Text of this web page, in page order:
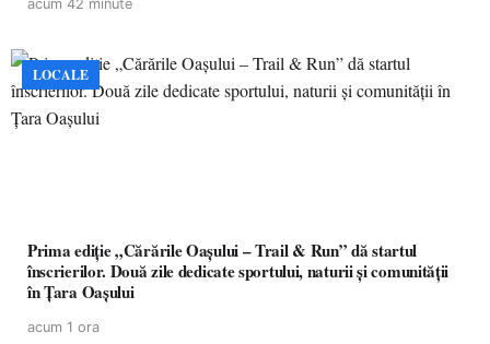
acum 42 minute
LOCALE
Prima ediție „Cărările Oașului – Trail & Run” dă startul
înscrierilor. Două zile dedicate sportului, naturii și comunității
în Țara Oașului
acum 1 ora